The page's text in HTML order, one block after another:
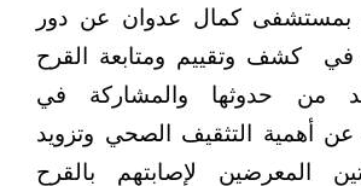
بمستشفى كمال عدوان عن دور
في
كشف وتقييم ومتابعة القرح
من حدوثها والمشاركة في
أهمية التثقيف الصحي وتزويد
المعرضين لإصابتهم بالقرح